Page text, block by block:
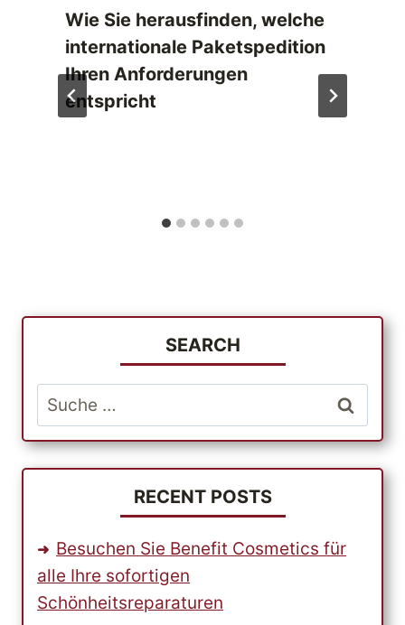
Wie Sie herausfinden, welche
internationale Paketspedition
Ihren Anforderungen
entspricht
SEARCH
Suche
nach:
RECENT POSTS
Besuchen Sie Benefit Cosmetics für
alle Ihre sofortigen
Schönheitsreparaturen